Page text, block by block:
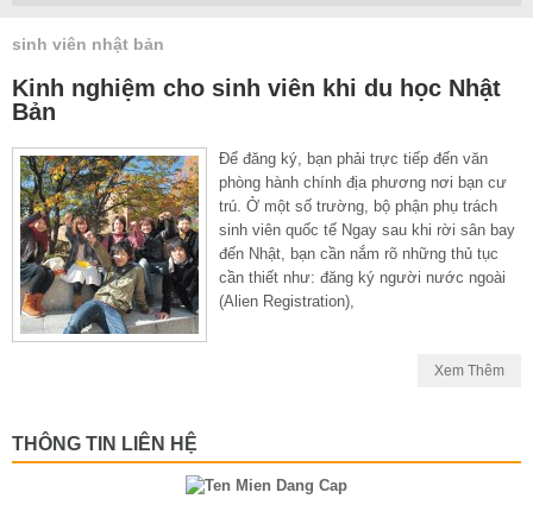
sinh viên nhật bản
Kinh nghiệm cho sinh viên khi du học Nhật
Bản
Để đăng ký, bạn phải trực tiếp đến văn
phòng hành chính địa phương nơi bạn cư
trú. Ở một số trường, bộ phận phụ trách
sinh viên quốc tế Ngay sau khi rời sân bay
đến Nhật, bạn cần nắm rõ những thủ tục
cần thiết như: đăng ký người nước ngoài
(Alien Registration),
Xem Thêm
THÔNG TIN LIÊN HỆ